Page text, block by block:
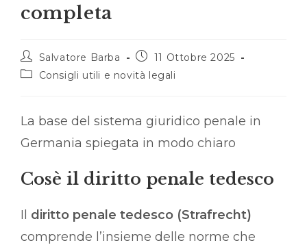
completa
Autore
dell'articolo:
Salvatore Barba
Articolo
pubblicato:
11 Ottobre 2025
Categoria
Consigli utili e novità legali
La base del sistema giuridico penale in
Germania spiegata in modo chiaro
Cosè il diritto penale tedesco
Il diritto penale tedesco (Strafrecht)
comprende l’insieme delle norme che